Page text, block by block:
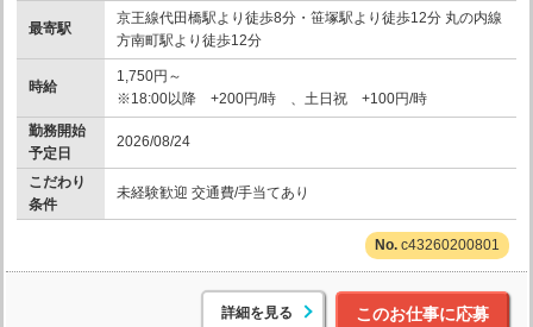
最寄駅
京王線代田橋駅より徒歩8分・笹塚駅より徒歩12分 丸の内線
方南町駅より徒歩12分
時給
1,750円～
※18:00以降 +200円/時 、土日祝 +100円/時
勤務開始
予定日
2026/08/24
こだわり
条件
未経験歓迎 交通費/手当てあり
c43260200801
詳細を見る このお仕事に応募